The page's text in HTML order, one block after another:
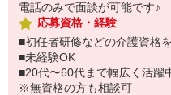
電話のみで面談が可能です♪
応募資格・経験
■初任者研修などの介護資格
■未経験OK
■20代〜60代まで幅広く活躍
※無資格の方も相談可